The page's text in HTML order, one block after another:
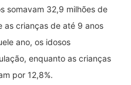
somavam 32,9 milhões de
as crianças de até 9 anos
ano, os idosos
enquanto as crianças
por 12,8%.